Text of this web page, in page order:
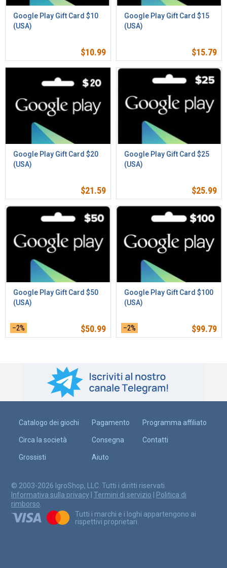
Google Play Gift Card $10
(USA)
$10.99
Google Play Gift Card $15
(USA)
$15.79
Google Play Gift Card $20
(USA)
$21.59
Google Play Gift Card $25
(USA)
$25.99
Google Play Gift Card $50
(USA)
–2% $50.99
Google Play Gift Card $100
(USA)
–2% $99.79
Catalogo dei giochi
Circa la società
Grossisti
Pagamento
Consegna
Aiuto
Programma affiliato
Contatti
© 2003-2026 IgroShop, LLC. Tutti i diritti riservati.
Informativa sulla privacy
Termini di servizio
Politica di
rimborso
Tutti i marchi e i loghi appartengono ai
rispettivi proprietari.